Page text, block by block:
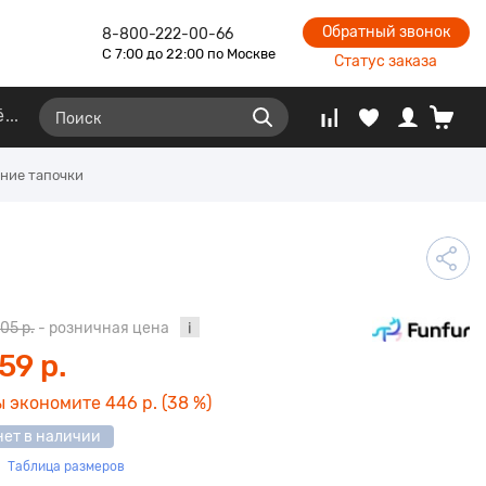
8-800-222-00-66
С 7:00 до 22:00 по Москве
Обратный звонок
Статус заказа
тапочки
р. - розничная цена
р.
экономите 446 р. (38 %)
в наличии
Таблица размеров